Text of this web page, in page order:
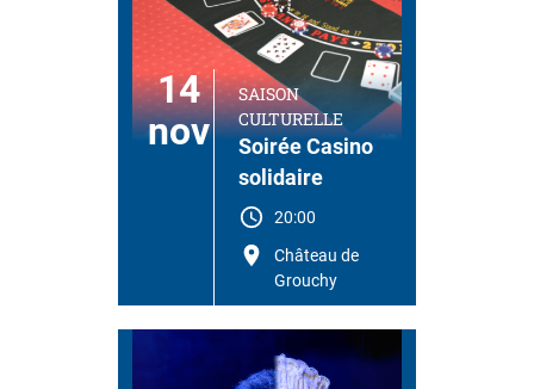
14
nov
SAISON
CULTURELLE
Soirée Casino
solidaire
20:00
Château de
Grouchy